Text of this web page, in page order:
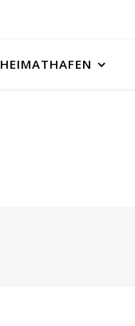
HEIMATHAFEN